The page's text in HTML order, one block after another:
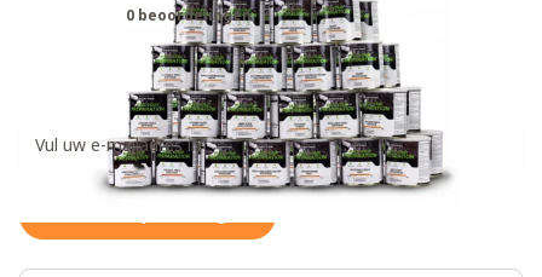
0 beoordelingen
Ontvang een weer op voorraad notificatie